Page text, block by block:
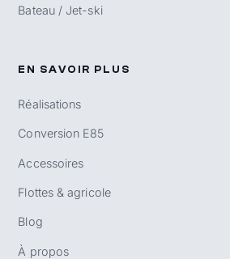
Bateau / Jet-ski
EN SAVOIR PLUS
Réalisations
Conversion E85
Accessoires
Flottes & agricole
Blog
À propos